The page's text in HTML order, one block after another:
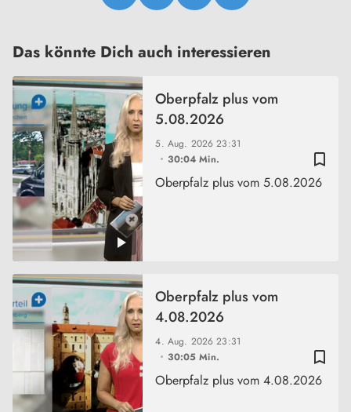
Das könnte Dich auch interessieren
bookmark_border
5. Aug. 202623:31
30:04 Min.
Oberpfalz plus vom
5.08.2026
Oberpfalz plus vom 5.08.2026
bookmark_border
4. Aug. 202623:31
30:05 Min.
Oberpfalz plus vom
4.08.2026
Oberpfalz plus vom 4.08.2026